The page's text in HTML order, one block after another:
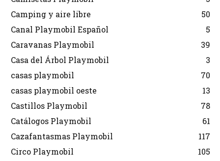
Camping y aire libre
50
Canal Playmobil Español
5
Caravanas Playmobil
39
Casa del Árbol Playmobil
3
casas playmobil
70
casas playmobil oeste
13
Castillos Playmobil
78
Catálogos Playmobil
61
Cazafantasmas Playmobil
117
Circo Playmobil
105